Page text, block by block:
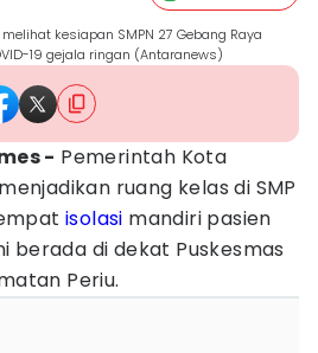
kesiapan SMPN 27 Gebang Raya
19 gejala ringan (Antaranews)
- Pemerintah Kota
ruang kelas di SMP
isolasi mandiri pasien
berada di dekat Puskesmas
Periu.